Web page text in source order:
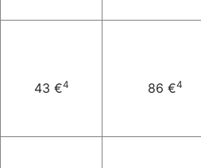
43 €4 86 €4